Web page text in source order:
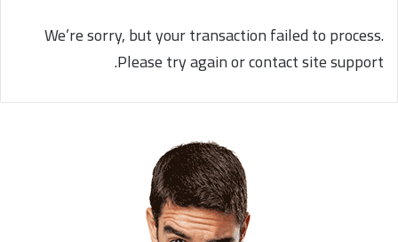
We’re sorry, but your transaction failed to process.
Please try again or contact site support.